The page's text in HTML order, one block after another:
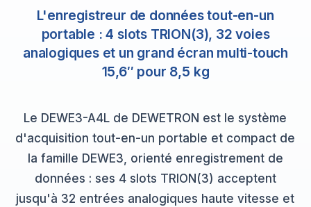
L'enregistreur de données tout-en-un
portable : 4 slots TRION(3), 32 voies
analogiques et un grand écran multi-touch
15,6″ pour 8,5 kg
Le DEWE3-A4L de DEWETRON est le système
d'acquisition tout-en-un portable et compact de
la famille DEWE3, orienté enregistrement de
données : ses 4 slots TRION(3) acceptent
jusqu'à 32 entrées analogiques haute vitesse et